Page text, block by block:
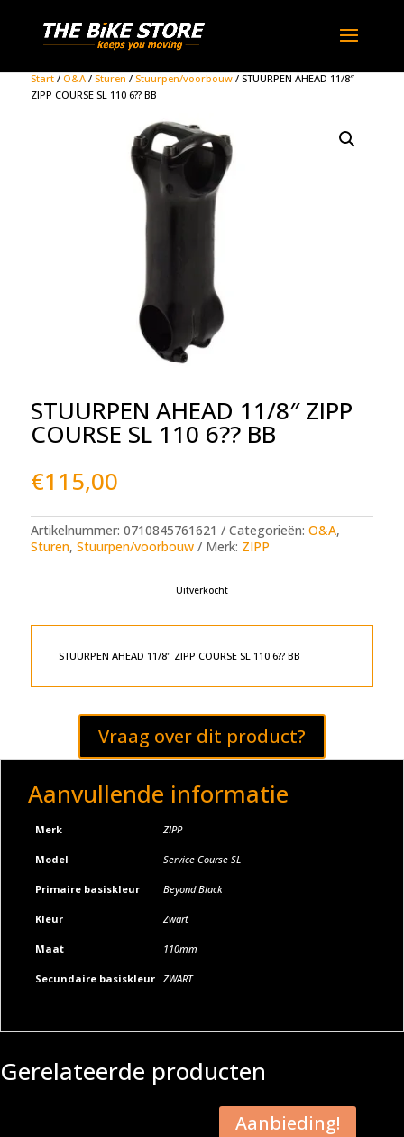
Start/ O&A/ Sturen / Stuurpen/voorbouw/ STUURPEN AHEAD 11/8″
ZIPP COURSE SL 110 6?? BB
STUURPEN AHEAD 11/8″ ZIPP
COURSE SL 110 6?? BB
€115,00
Artikelnummer: 0710845761621 Categorieën: O&A,
Sturen, Stuurpen/voorbouw Merk: ZIPP
Uitverkocht
STUURPEN AHEAD 11/8" ZIPP COURSE SL 110 6?? BB
Vraag over dit product?
Aanvullende informatie
Merk ZIPP
Model Service Course SL
Primaire basiskleur Beyond Black
Kleur Zwart
Maat 110mm
Secundaire basiskleur ZWART
Gerelateerde producten
Aanbieding!